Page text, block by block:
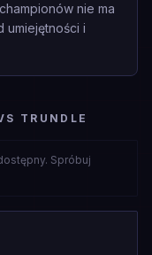
nie ma
umiejętności i
TRUNDLE
Spróbuj